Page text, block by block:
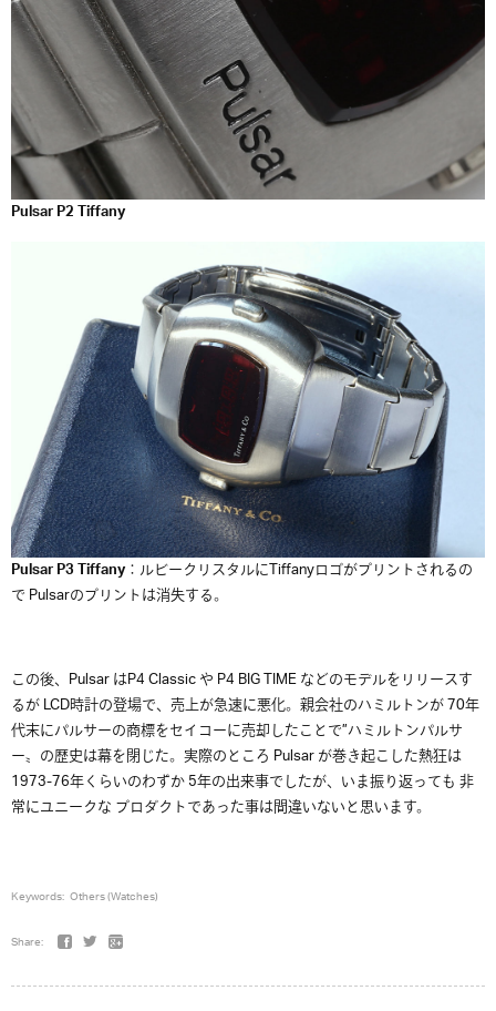
Pulsar P2 Tiffany
Pulsar P3 Tiffany：ルビークリスタルにTiffanyロゴがプリントされるの
で Pulsarのプリントは消失する。
この後、Pulsar はP4 Classic や P4 BIG TIME などのモデルをリリースす
るが LCD時計の登場で、売上が急速に悪化。親会社のハミルトンが 70年
代末にパルサーの商標をセイコーに売却したことで”ハミルトンパルサ
ー〟の歴史は幕を閉じた。実際のところ Pulsar が巻き起こした熱狂は
1973-76年くらいのわずか 5年の出来事でしたが、いま振り返っても 非
常にユニークな プロダクトであった事は間違いないと思います。
Keywords: Others (Watches)
Share: